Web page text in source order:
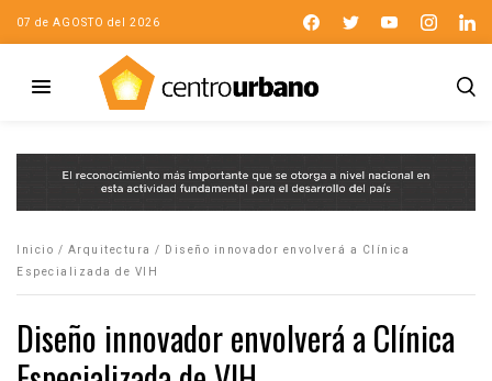
07 de AGOSTO del 2026
Inicio / Arquitectura /
Diseño innovador envolverá a Clínica
Especializada de VIH
Diseño innovador envolverá a Clínica